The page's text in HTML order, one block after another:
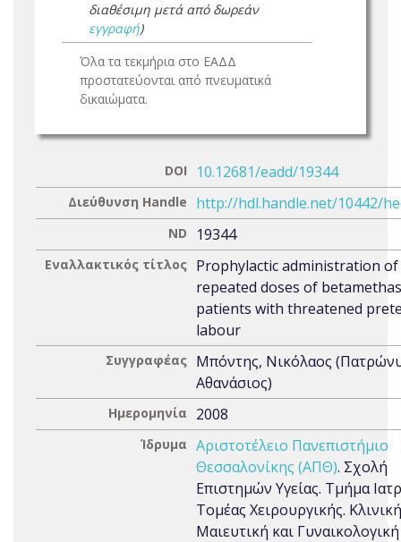
διαθέσιμη μετά από δωρεάν
εγγραφή)
Όλα τα τεκμήρια στο ΕΑΔΔ
προστατεύονται από πνευματικά
δικαιώματα.
DOI 10.12681/eadd/19344
Διεύθυνση Handle http://hdl.handle.net/10442/
ND 19344
Εναλλακτικός τίτλος Prophylactic administration of
repeated doses of
patients with threatened
labour
Συγγραφέας Μπόντης, Νικόλαος
Αθανάσιος)
Ημερομηνία 2008
Ίδρυμα Αριστοτέλειο Πανεπιστήμιο
Θεσσαλονίκης (ΑΠΘ). Σχολή
Επιστημών Υγείας. Τμήμα
Τομέας Χειρουργικής.
Μαιευτική και Γυναικολογική